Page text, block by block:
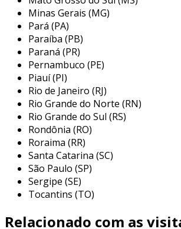
vantagens do design tubular
além disso, o design tubular
de contato com os elementos a serem
aquecidos, otimizando o tempo de
eficiência energética.
desta forma, sua operação torna-se mais
econômica e ecologicamente
contribuindo para a redução dos custos
operacionais.
benefícios do uso em ambiente
industrial
cerâmica tubularoferece benefícios
Minas Gerais (MG)
Pará (PA)
Paraíba (PB)
Paraná (PR)
Pernambuco (PE)
Piauí (PI)
Rio de Janeiro (RJ)
Rio Grande do Norte (RN)
Rio Grande do Sul (RS)
Rondônia (RO)
Roraima (RR)
Santa Catarina (SC)
São Paulo (SP)
Sergipe (SE)
Tocantins (TO)
Relacionado com as